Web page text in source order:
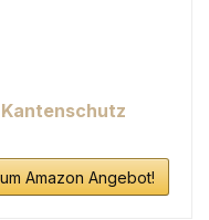
Amazon Angebot!